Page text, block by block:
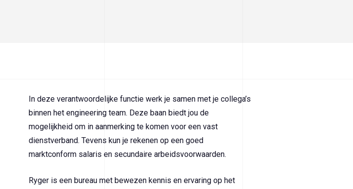
In deze verantwoordelijke functie werk je samen met je collega’s
binnen het engineering team. Deze baan biedt jou de
mogelijkheid om in aanmerking te komen voor een vast
dienstverband. Tevens kun je rekenen op een goed
marktconform salaris en secundaire arbeidsvoorwaarden.
Ryger is een bureau met bewezen kennis en ervaring op het